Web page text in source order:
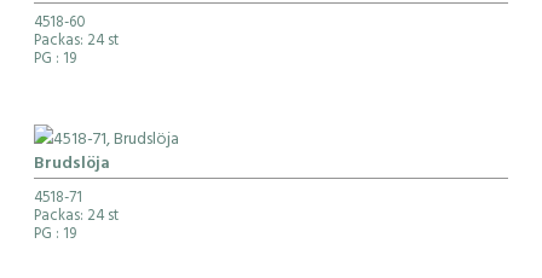
4518-60
Packas: 24 st
PG : 19
Brudslöja
4518-71
Packas: 24 st
PG : 19